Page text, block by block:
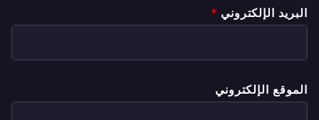
البريد الإلكتروني*
الموقع الإلكتروني